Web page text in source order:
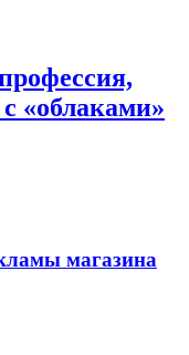
«облаками»
магазина